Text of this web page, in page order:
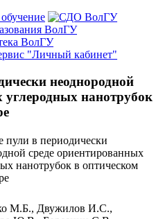
ВолГУ
ВолГУ
"Личный кабинет"
неоднородной
углеродных нанотрубок
пули в периодически
среде ориентированных
нанотрубок в оптическом
М.Б., Двужилов И.С.,